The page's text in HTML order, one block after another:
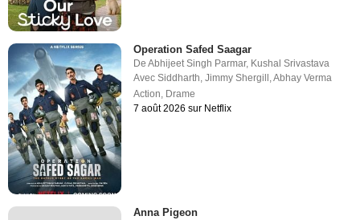
Operation Safed Saagar
DeAbhijeet Singh Parmar, Kushal Srivastava
AvecSiddharth ,Jimmy Shergill ,Abhay Verma
Action Drame
7 août 2026 sur Netflix
Anna Pigeon